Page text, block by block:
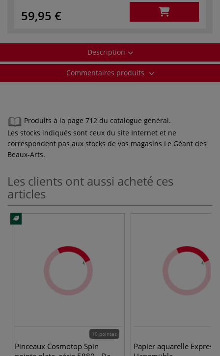
59,95 €
Description
Commentaires produits
Produits à la page 712 du catalogue général.
Les stocks indiqués sont ceux du site Internet et ne
correspondent pas aux stocks de vos magasins Le Géant des
Beaux-Arts.
Les clients ont aussi acheté ces
articles
10 pointes
Pinceaux Cosmotop Spin
Papier aquarelle